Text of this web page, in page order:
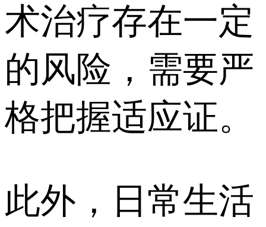
术治疗存在一定
的风险，需要严
格把握适应证。
此外，日常生活